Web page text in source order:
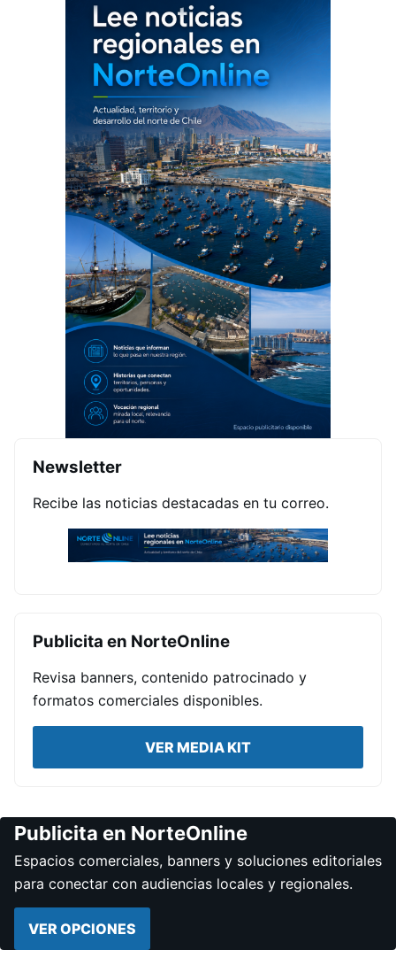
Newsletter
Recibe las noticias destacadas en tu correo.
Publicita en NorteOnline
Revisa banners, contenido patrocinado y
formatos comerciales disponibles.
VER MEDIA KIT
Publicita en NorteOnline
Espacios comerciales, banners y soluciones editoriales
para conectar con audiencias locales y regionales.
VER OPCIONES